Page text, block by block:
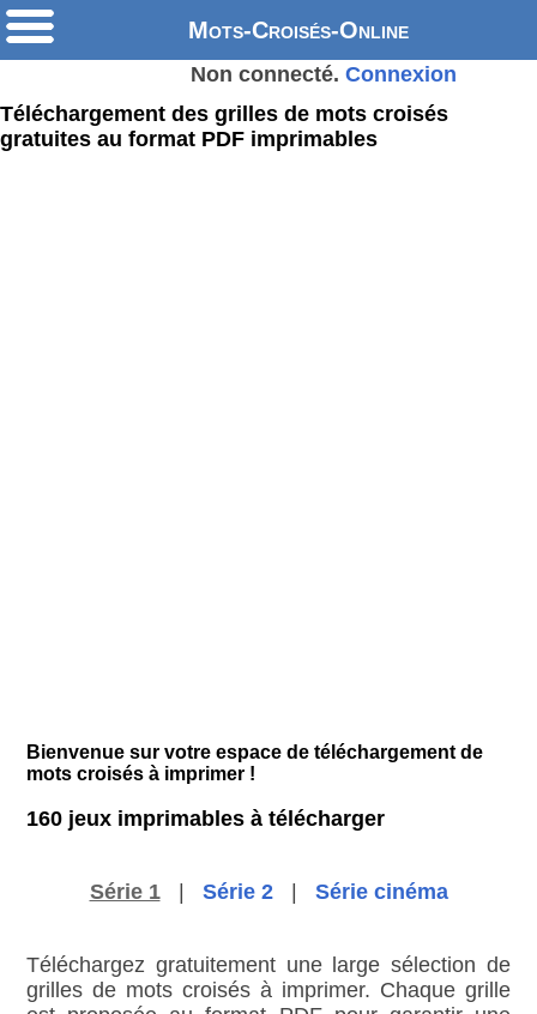
Mots-Croisés-Online
Non connecté. Connexion
Téléchargement des grilles de mots croisés
gratuites au format PDF imprimables
Bienvenue sur votre espace de téléchargement de
mots croisés à imprimer !
160 jeux imprimables à télécharger
Série 1 Série 2 Série cinéma
Téléchargez gratuitement une large sélection de
grilles de mots croisés à imprimer. Chaque grille